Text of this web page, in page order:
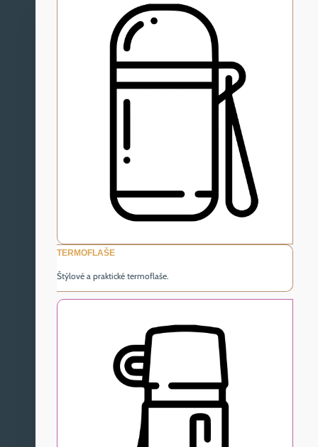
TERMOFLAŠE
Štýlové a praktické termoflaše.